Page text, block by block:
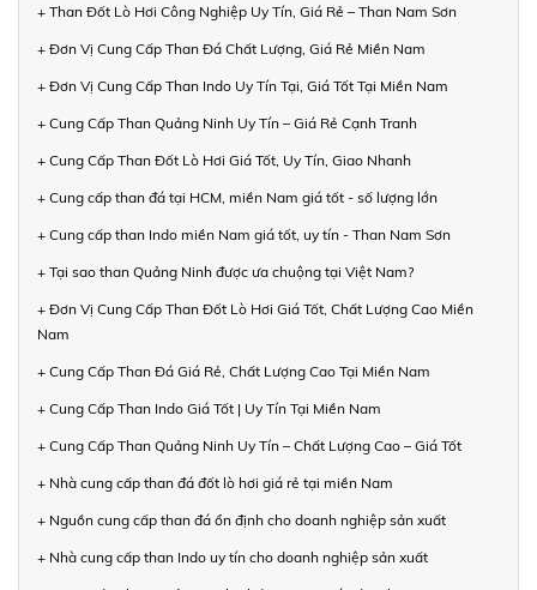
+ Than Đốt Lò Hơi Công Nghiệp Uy Tín, Giá Rẻ – Than Nam Sơn
+ Đơn Vị Cung Cấp Than Đá Chất Lượng, Giá Rẻ Miền Nam
+ Đơn Vị Cung Cấp Than Indo Uy Tín Tại, Giá Tốt Tại Miền Nam
+ Cung Cấp Than Quảng Ninh Uy Tín – Giá Rẻ Cạnh Tranh
+ Cung Cấp Than Đốt Lò Hơi Giá Tốt, Uy Tín, Giao Nhanh
+ Cung cấp than đá tại HCM, miền Nam giá tốt - số lượng lớn
+ Cung cấp than Indo miền Nam giá tốt, uy tín - Than Nam Sơn
+ Tại sao than Quảng Ninh được ưa chuộng tại Việt Nam?
+ Đơn Vị Cung Cấp Than Đốt Lò Hơi Giá Tốt, Chất Lượng Cao Miền
Nam
+ Cung Cấp Than Đá Giá Rẻ, Chất Lượng Cao Tại Miền Nam
+ Cung Cấp Than Indo Giá Tốt | Uy Tín Tại Miền Nam
+ Cung Cấp Than Quảng Ninh Uy Tín – Chất Lượng Cao – Giá Tốt
+ Nhà cung cấp than đá đốt lò hơi giá rẻ tại miền Nam
+ Nguồn cung cấp than đá ổn định cho doanh nghiệp sản xuất
+ Nhà cung cấp than Indo uy tín cho doanh nghiệp sản xuất